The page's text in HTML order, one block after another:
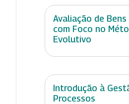
Avaliação de Bens
com Foco no
Evolutivo
Introdução à
Processos